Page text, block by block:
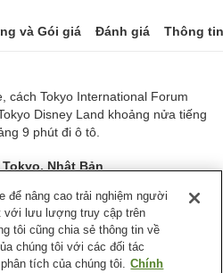
và Gói giá Đánh giá Thông
cách Tokyo International Forum
Disney Land khoảng nửa tiếng
9 phút đi ô tô.
Nhật Bản
lượt
để nâng cao trải nghiệm người
với lưu lượng truy cập trên
tôi cũng chia sẻ thông tin về
chúng tôi với các đối tác
tích của chúng tôi. Chính